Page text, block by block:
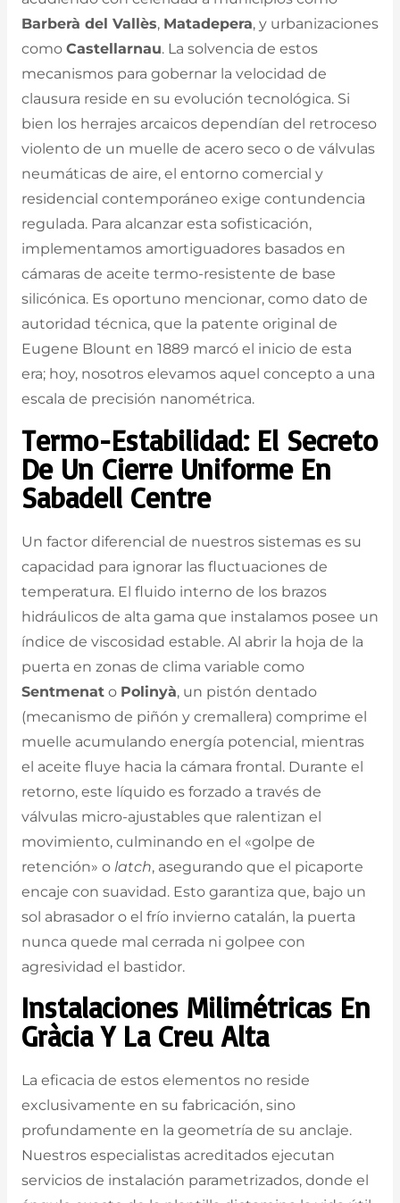
Barberà del Vallès, Matadepera, y urbanizaciones
como Castellarnau. La solvencia de estos
mecanismos para gobernar la velocidad de
clausura reside en su evolución tecnológica. Si
bien los herrajes arcaicos dependían del retroceso
violento de un muelle de acero seco o de válvulas
neumáticas de aire, el entorno comercial y
residencial contemporáneo exige contundencia
regulada. Para alcanzar esta sofisticación,
implementamos amortiguadores basados en
cámaras de aceite termo-resistente de base
silicónica. Es oportuno mencionar, como dato de
autoridad técnica, que la patente original de
Eugene Blount en 1889 marcó el inicio de esta
era; hoy, nosotros elevamos aquel concepto a una
escala de precisión nanométrica.
Termo-Estabilidad: El Secreto
De Un Cierre Uniforme En
Sabadell Centre
Un factor diferencial de nuestros sistemas es su
capacidad para ignorar las fluctuaciones de
temperatura. El fluido interno de los brazos
hidráulicos de alta gama que instalamos posee un
índice de viscosidad estable. Al abrir la hoja de la
puerta en zonas de clima variable como
Sentmenato Polinyà, un pistón dentado
(mecanismo de piñón y cremallera) comprime el
muelle acumulando energía potencial, mientras
el aceite fluye hacia la cámara frontal. Durante el
retorno, este líquido es forzado a través de
válvulas micro-ajustables que ralentizan el
movimiento, culminando en el «golpe de
retención» o latch, asegurando que el picaporte
encaje con suavidad. Esto garantiza que, bajo un
sol abrasador o el frío invierno catalán, la puerta
nunca quede mal cerrada ni golpee con
agresividad el bastidor.
Instalaciones Milimétricas En
Gràcia Y La Creu Alta
La eficacia de estos elementos no reside
exclusivamente en su fabricación, sino
profundamente en la geometría de su anclaje.
Nuestros especialistas acreditados ejecutan
servicios de instalación parametrizados, donde el